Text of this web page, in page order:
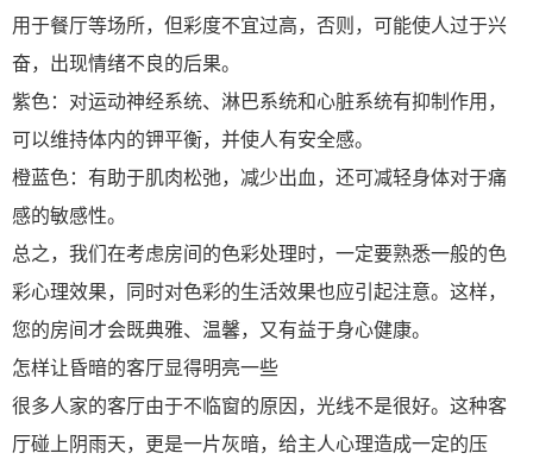
用于餐厅等场所，但彩度不宜过高，否则，可能使人过于兴
奋，出现情绪不良的后果。
紫色：对运动神经系统、淋巴系统和心脏系统有抑制作用，
可以维持体内的钾平衡，并使人有安全感。
橙蓝色：有助于肌肉松弛，减少出血，还可减轻身体对于痛
感的敏感性。
总之，我们在考虑房间的色彩处理时，一定要熟悉一般的色
彩心理效果，同时对色彩的生活效果也应引起注意。这样，
您的房间才会既典雅、温馨，又有益于身心健康。
怎样让昏暗的客厅显得明亮一些
很多人家的客厅由于不临窗的原因，光线不是很好。这种客
厅碰上阴雨天，更是一片灰暗，给主人心理造成一定的压